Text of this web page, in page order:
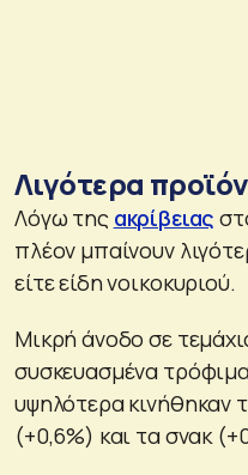
Λιγότερα
Λόγω της ακρίβειας
πλέον μπαίνουν
είτε είδη νοικοκυριού.
Μικρή άνοδο σε
συσκευασμένα
υψηλότερα κινήθηκαν
(+0,6%) και τα σνακ